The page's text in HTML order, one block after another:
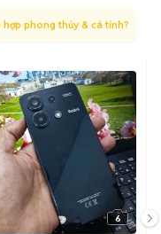
hợp phong thủy & cá tính?
6